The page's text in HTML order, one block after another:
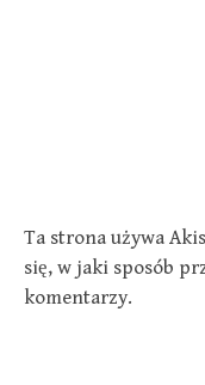
Ta strona używa
się, w jaki sposób
komentarzy.